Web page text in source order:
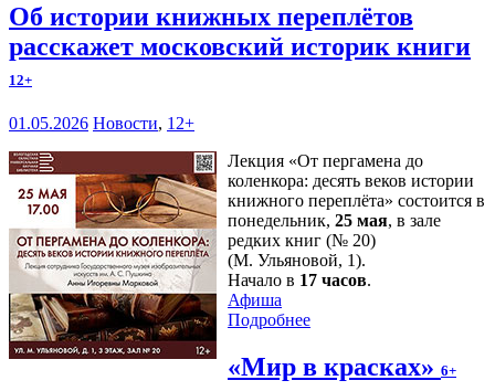
Об истории книжных переплётов
расскажет московский историк книги
12+
01.05.2026 Новости, 12+
Лекция «От пергамена до
коленкора: десять веков истории
книжного переплёта» состоится в
понедельник, 25 мая, в зале
редких книг (№ 20)
(М. Ульяновой, 1).
Начало в 17 часов.
Афиша
Подробнее
«Мир в красках» 6+